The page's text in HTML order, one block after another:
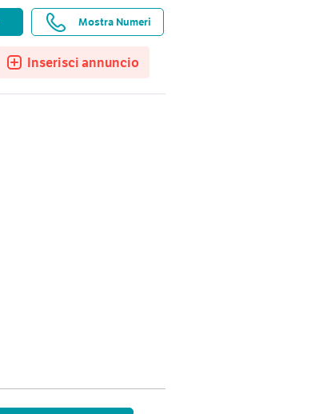
Ricerche salvate Preferiti
Inserisci annuncio
Mostra Numeri